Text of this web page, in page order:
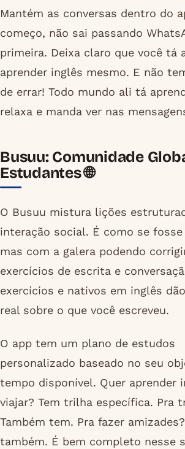
Mantém as conversas dentro do
começo, não sai passando
primeira. Deixa claro que você tá
aprender inglês mesmo. E não
de errar! Todo mundo ali tá
relaxa e manda ver nas
Busuu: Comunidade
Estudantes 🌐
O Busuu mistura lições
interação social. É como se
mas com a galera podendo
exercícios de escrita e
exercícios e nativos em inglês
real sobre o que você escreveu.
O app tem um plano de estudos
personalizado baseado no seu
tempo disponível. Quer aprender
viajar? Tem trilha específica. Pra
Também tem. Pra fazer
também. É bem completo nesse